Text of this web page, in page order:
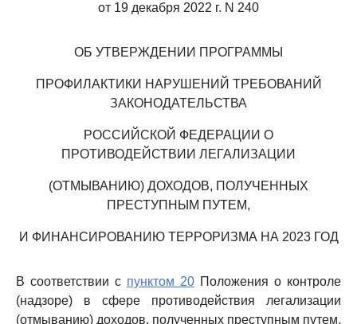
от 19 декабря 2022 г. N 240
ОБ УТВЕРЖДЕНИИ ПРОГРАММЫ
ПРОФИЛАКТИКИ НАРУШЕНИЙ ТРЕБОВАНИЙ
ЗАКОНОДАТЕЛЬСТВА
РОССИЙСКОЙ ФЕДЕРАЦИИ О
ПРОТИВОДЕЙСТВИИ ЛЕГАЛИЗАЦИИ
(ОТМЫВАНИЮ) ДОХОДОВ, ПОЛУЧЕННЫХ
ПРЕСТУПНЫМ ПУТЕМ,
И ФИНАНСИРОВАНИЮ ТЕРРОРИЗМА НА 2023 ГОД
В соответствии с пунктом 20 Положения о контроле
(надзоре) в сфере противодействия легализации
(отмыванию) доходов, полученных преступным путем,